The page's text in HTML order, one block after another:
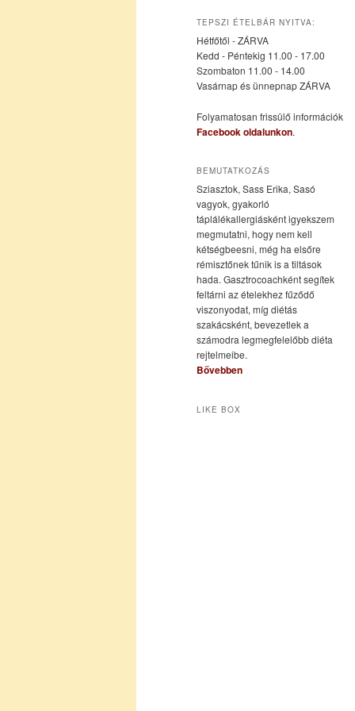
elsődleges
tartalomra
másodlagos
tartalomra
TEPSZI ÉTELBÁR NYITVA:
Hétfőtől - ZÁRVA
Kedd - Péntekig 11.00 - 17.00
Szombaton 11.00 - 14.00
Vasárnap és ünnepnap ZÁRVA
Folyamatosan frissülő információk
Facebook oldalunkon.
BEMUTATKOZÁS
Sziasztok, Sass Erika, Sasó
vagyok, gyakorló
táplálékallergiásként igyekszem
megmutatni, hogy nem kell
kétségbeesni, még ha elsőre
rémisztőnek tűnik is a tiltások
hada. Gasztrocoachként segítek
feltárni az ételekhez fűződő
viszonyodat, míg diétás
szakácsként, bevezetlek a
számodra legmegfelelőbb diéta
rejtelmeibe.
Bővebben
LIKE BOX